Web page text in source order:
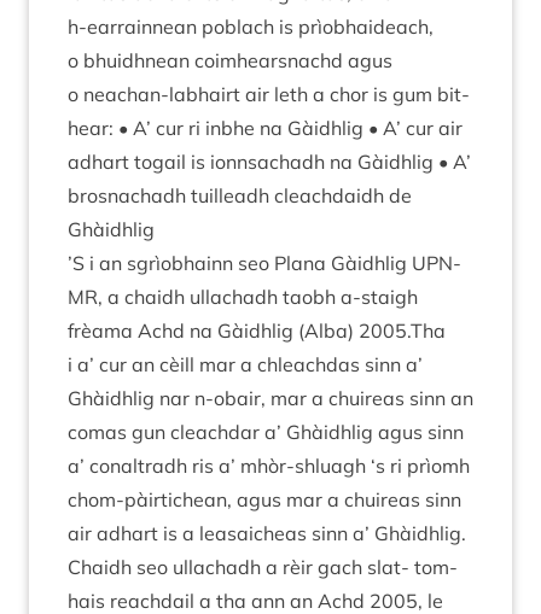
h‑earrainnean poblach is prìobhaideach,
o bhuidh­nean coim­hearsnachd agus
o neachan-labhairt air leth a chor is gum bit­
hear: • A’ cur ri inbhe na Gàidh­lig • A’ cur air
adhart togail is ionnsachadh na Gàidh­lig • A’
brosnachadh tuilleadh cleach­daidh de
Ghàidhlig
’S i an sgrìobhainn seo Plana Gàidh­lig UPN­
MR, a chaidh ullachadh taobh a‑staigh
frèama Achd na Gàidh­lig (Alba) 2005.Tha
i a’ cur an cèill mar a chleach­das sinn a’
Ghàidh­lig nar n‑obair, mar a chuire­as sinn an
comas gun cleach­dar a’ Ghàidh­lig agus sinn
a’ con­al­tradh ris a’ mhòr-shluagh ‘s ri prìomh
chom-pàir­tichean, agus mar a chuire­as sinn
air adhart is a lea­saicheas sinn a’ Ghàidhlig.
Chaidh seo ullachadh a rèir gach slat- tom­
hais reach­dail a tha ann an Achd 2005, le